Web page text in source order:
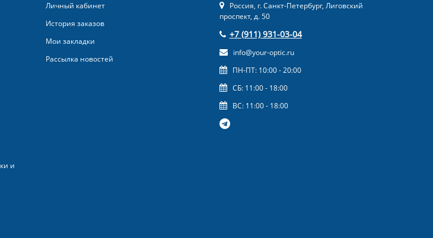
и
Личный кабинет
История заказов
Мои закладки
Рассылка новостей
Россия, г. Санкт-Петербург, Лиговский
проспект, д. 50
+7 (911) 931-03-04
info@your-optic.ru
ПН-ПТ: 10:00 - 20:00
СБ: 11:00 - 18:00
ВС: 11:00 - 18:00